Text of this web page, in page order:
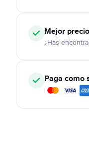
Mejor
¿Has
Paga como